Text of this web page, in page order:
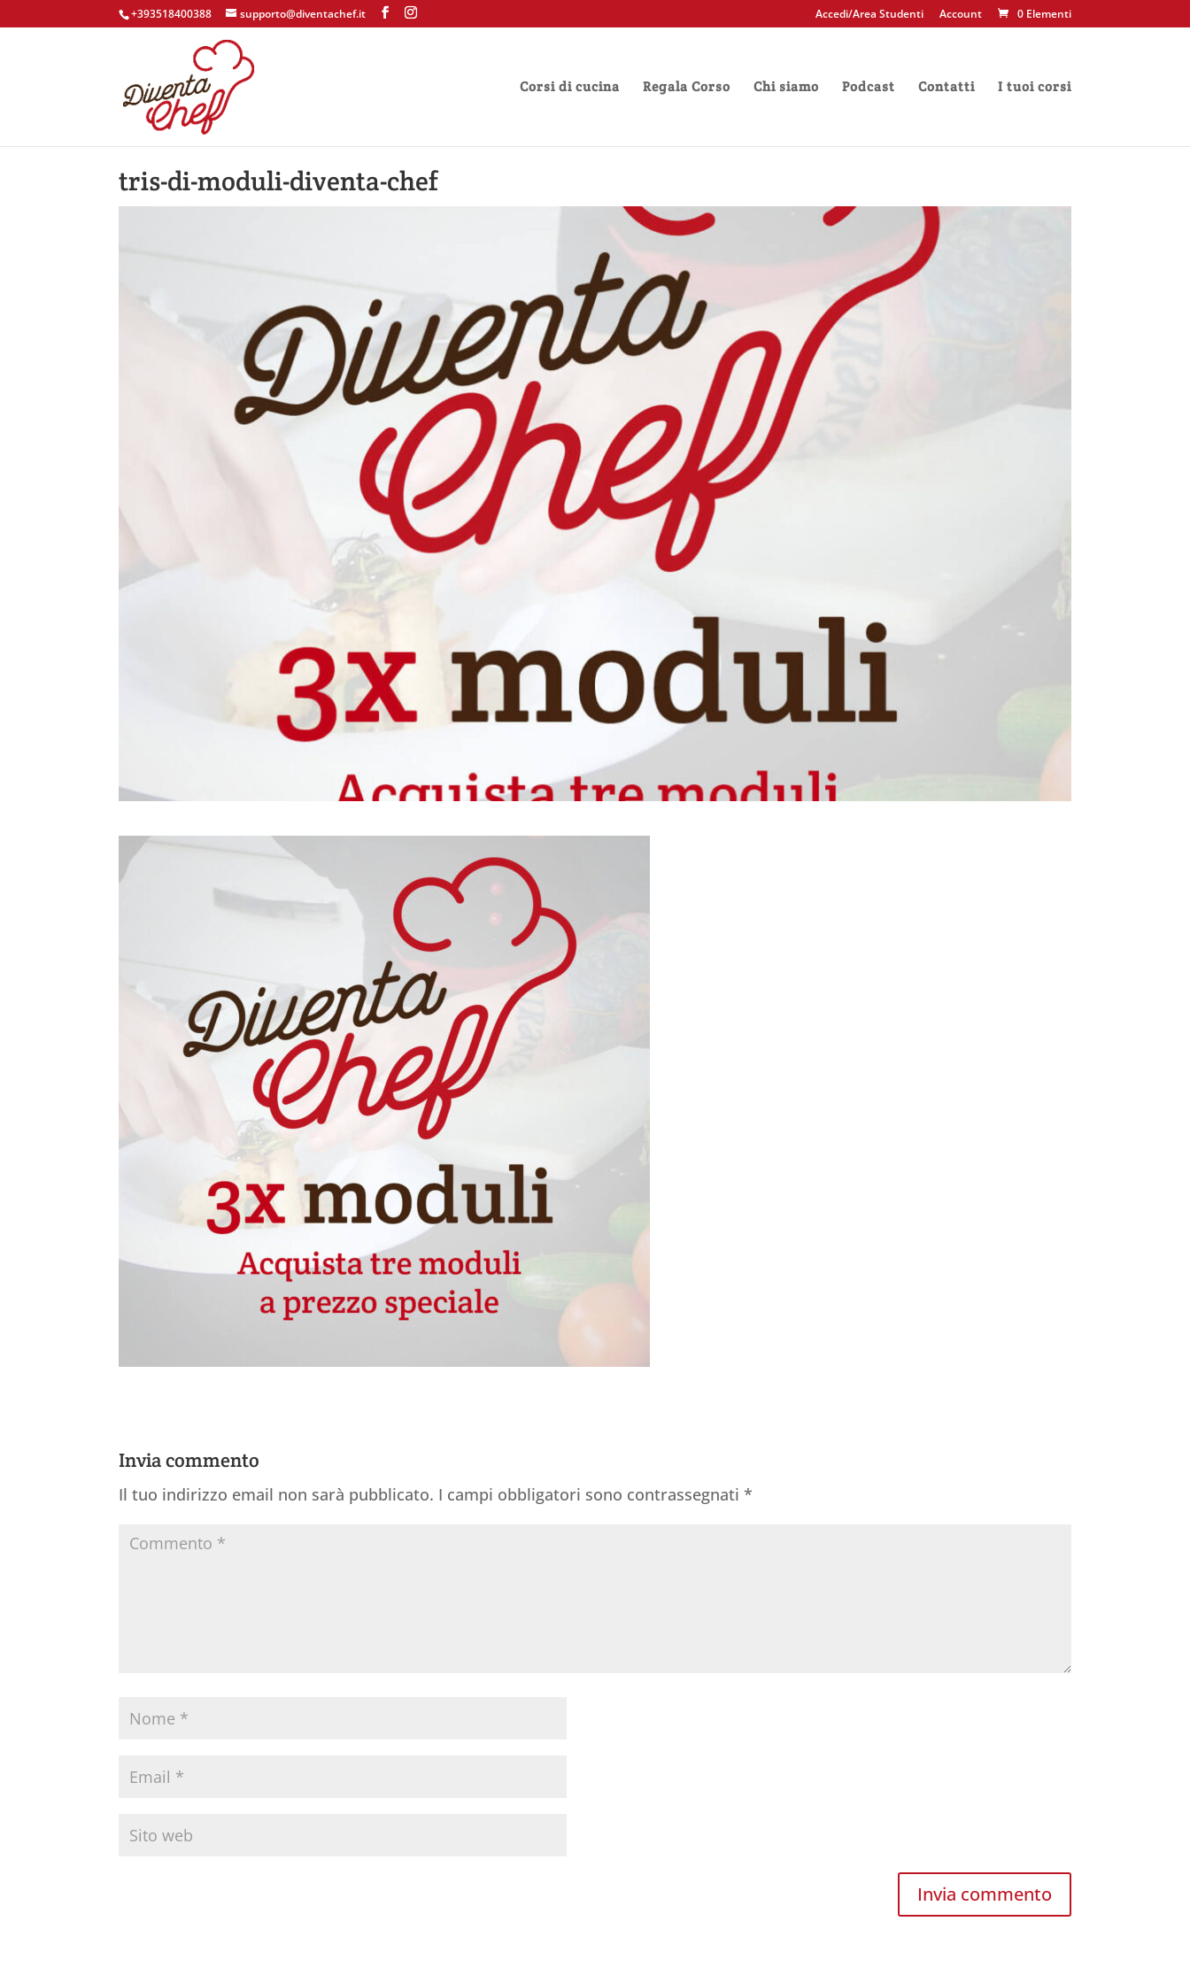
+393518400388 supporto@diventachef.it Accedi/Area Studenti Account 0 Elementi
Corsi di cucina Regala Corso Chi siamo Podcast Contatti I tuoi corsi
tris-di-moduli-diventa-chef
Invia commento
Il tuo indirizzo email non sarà pubblicato. I campi obbligatori sono contrassegnati*